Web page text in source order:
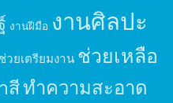
งานฝีมือ งานศิลปะ
ช่วยเตรียมงาน ช่วยเหลือ
สีทำความสะอาด